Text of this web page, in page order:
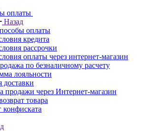
оплаты
Назад
оплаты
кредита
рассрочки
оплаты через интернет-магазин
по безналичному расчету
лояльности
доставки
продажи через Интернет-магазин
товара
конфиската